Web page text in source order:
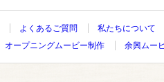
よくあるご質問 私たちについて
オープニングムービー制作 余興ムー